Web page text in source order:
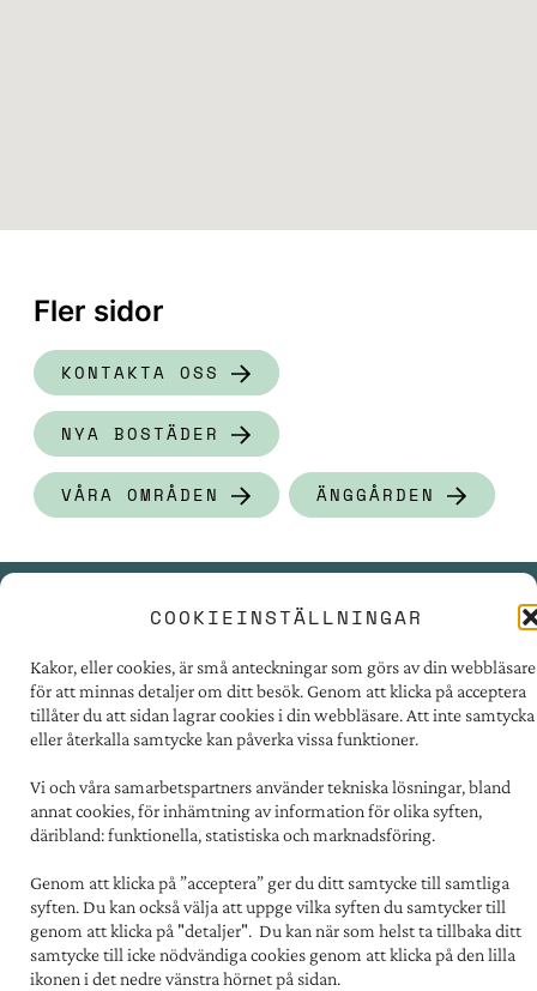
COOKIEINSTÄLLNINGAR
Kakor, eller cookies, är små anteckningar som görs av din webbläsare
för att minnas detaljer om ditt besök. Genom att klicka på acceptera
tillåter du att sidan lagrar cookies i din webbläsare. Att inte samtycka
eller återkalla samtycke kan påverka vissa funktioner.
Vi och våra samarbetspartners använder tekniska lösningar, bland
annat cookies, för inhämtning av information för olika syften,
däribland: funktionella, statistiska och marknadsföring.
Genom att klicka på ”acceptera” ger du ditt samtycke till samtliga
syften. Du kan också välja att uppge vilka syften du samtycker till
genom att klicka på "detaljer". Du kan när som helst ta tillbaka ditt
samtycke till icke nödvändiga cookies genom att klicka på den lilla
ikonen i det nedre vänstra hörnet på sidan.
Fler sidor
KONTAKTA OSS
NYA BOSTÄDER
VÅRA OMRÅDEN ÄNGGÅRDEN
TILLGÄNGLIGHET
FÖR LEVERANTÖRER
PERSONUPPGIFTER
OM COOKIES
Kontakt:
Postadress:
Familjebostäder i Göteborg
Box 5151, 402 26 Göteborg